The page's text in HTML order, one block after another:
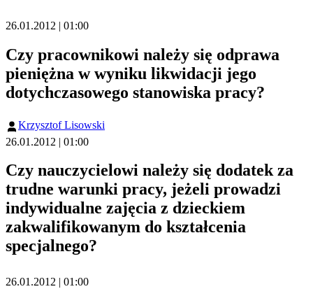
26.01.2012 | 01:00
Czy pracownikowi należy się odprawa
pieniężna w wyniku likwidacji jego
dotychczasowego stanowiska pracy?
Krzysztof Lisowski
26.01.2012 | 01:00
Czy nauczycielowi należy się dodatek za
trudne warunki pracy, jeżeli prowadzi
indywidualne zajęcia z dzieckiem
zakwalifikowanym do kształcenia
specjalnego?
26.01.2012 | 01:00